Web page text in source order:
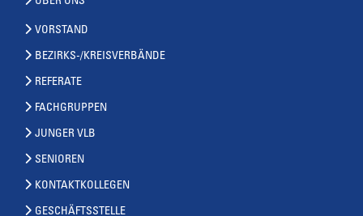
VORSTAND
BEZIRKS-/KREISVERBÄNDE
REFERATE
FACHGRUPPEN
JUNGER VLB
SENIOREN
KONTAKTKOLLEGEN
GESCHÄFTSSTELLE